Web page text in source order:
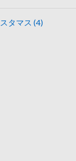
スタマス (4)